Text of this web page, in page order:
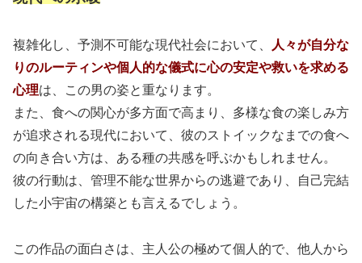
複雑化し、予測不可能な現代社会において、
人々が自分な
りのルーティンや個人的な儀式に心の安定や救いを求める
心理は、この男の姿と重なります。
また、食への関心が多方面で高まり、多様な食の楽しみ方
が追求される現代において、彼のストイックなまでの食へ
の向き合い方は、ある種の共感を呼ぶかもしれません。
彼の行動は、管理不能な世界からの逃避であり、自己完結
した小宇宙の構築とも言えるでしょう。
この作品の面白さは、主人公の極めて個人的で、他人から